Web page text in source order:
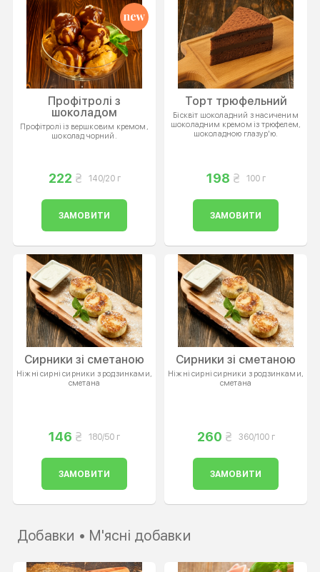
Профітролі з
шоколадом
Профітролі із вершковим кремом,
шоколад чорний.
222 140/20 г
ЗАМОВИТИ
Торт трюфельний
Бісквіт шоколадний з насиченим
шоколадним кремом із трюфелем,
шоколадною глазур'ю.
198 100 г
ЗАМОВИТИ
Сирники зі сметаною
Ніжні сирні сирники з родзинками,
сметана
146 180/50 г
ЗАМОВИТИ
Сирники зі сметаною
Ніжні сирні сирники з родзинками,
сметана
260 360/100 г
ЗАМОВИТИ
Добавки • М'ясні добавки